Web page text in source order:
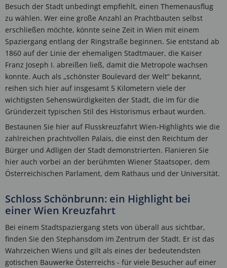
Besuch der Stadt unbedingt empfiehlt, einen Themenausflug
zu wählen. Wer eine große Anzahl an Prachtbauten selbst
erschließen möchte, könnte seine Zeit in Wien mit einem
Spaziergang entlang der Ringstraße beginnen. Sie entstand ab
1860 auf der Linie der ehemaligen Stadtmauer, die Kaiser
Franz Joseph I. abreißen ließ, damit die Metropole wachsen
konnte. Auch als „schönster Boulevard der Welt“ bekannt,
reihen sich hier auf insgesamt 5 Kilometern viele der
wichtigsten Sehenswürdigkeiten der Stadt, die im für die
Gründerzeit typischen Stil des Historismus erbaut wurden.
Bestaunen Sie hier auf Flusskreuzfahrt Wien-Highlights wie die
zahlreichen prachtvollen Palais, die einst den Reichtum der
Bürger und Adligen der Stadt demonstrierten. Flanieren Sie
hier auch vorbei an der berühmten Wiener Staatsoper, dem
Österreichischen Parlament, dem Rathaus und der Universität.
Schloss Schönbrunn: ein Highlight bei
einer Wien Kreuzfahrt
Bei einem Stadtspaziergang stets von überall aus sichtbar,
finden Sie den Stephansdom im Zentrum der Stadt. Er ist das
Wahrzeichen Wiens und gilt als eines der bedeutendsten
gotischen Bauwerke Österreichs - für viele Besucher auf einer